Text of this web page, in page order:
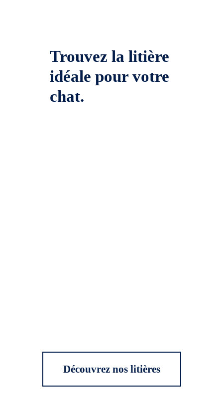
Trouvez la litière
idéale pour votre
chat.
Découvrez nos litières